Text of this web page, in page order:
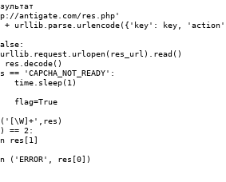
antigate.com/res.php'
+ urllib.parse.urlencode({'key': key,
urllib.request.urlopen(res_url).read()
res.decode()
== 'CAPCHA_NOT_READY':
			time.sleep(1)
			flag=True
== 2:
res[1]
('ERROR', res[0])